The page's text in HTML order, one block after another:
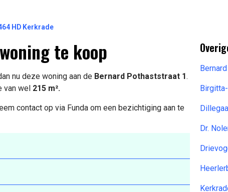
HD Kerkrade
te koop
nu deze woning aan de Bernard Pothaststraat 1.
van wel 215 m².
contact op via Funda om een bezichtiging aan te
Dr.